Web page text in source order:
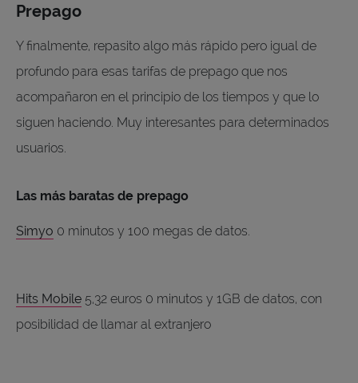
Prepago
Y finalmente, repasito algo más rápido pero igual de
profundo para esas tarifas de prepago que nos
acompañaron en el principio de los tiempos y que lo
siguen haciendo. Muy interesantes para determinados
usuarios.
Las más baratas de prepago
Simyo 0 minutos y 100 megas de datos.
Hits Mobile 5,32 euros 0 minutos y 1GB de datos, con
posibilidad de llamar al extranjero